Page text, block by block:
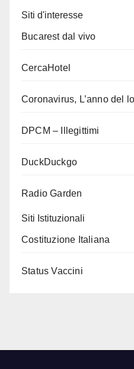
Siti d'interesse
Bucarest dal vivo
CercaHotel
Coronavirus, L’anno del
DPCM – Illegittimi
DuckDuckgo
Radio Garden
Siti Istituzionali
Costituzione Italiana
Status Vaccini